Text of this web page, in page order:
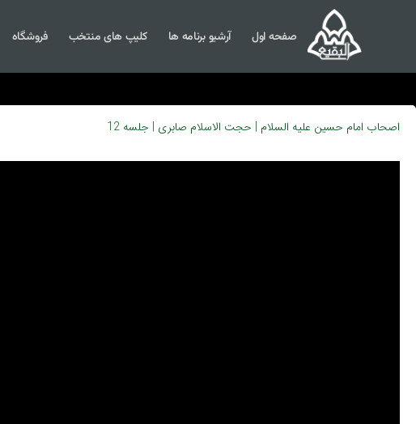
صفحه اول آرشیو برنامه ها کلیپ های منتخب فروشگاه
اصحاب امام حسین علیه السلام | حجت الاسلام صابری | جلسه 12